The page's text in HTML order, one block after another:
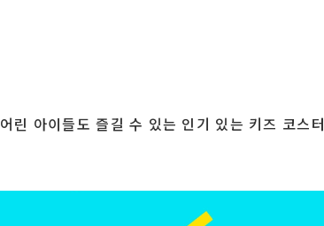
어린 아이들도 즐길 수 있는 인기 있는 키즈 코스